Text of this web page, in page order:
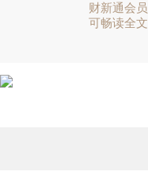
财新通会员
可畅读全文